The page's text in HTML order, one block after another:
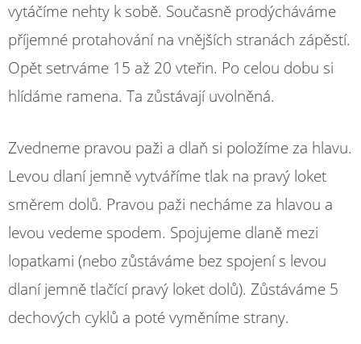
vytáčíme nehty k sobě. Současně prodýcháváme
příjemné protahování na vnějších stranách zápěstí.
Opět setrváme 15 až 20 vteřin. Po celou dobu si
hlídáme ramena. Ta zůstávají uvolněná.
Zvedneme pravou paži a dlaň si položíme za hlavu.
Levou dlaní jemně vytváříme tlak na pravý loket
směrem dolů. Pravou paži necháme za hlavou a
levou vedeme spodem. Spojujeme dlaně mezi
lopatkami (nebo zůstáváme bez spojení s levou
dlaní jemně tlačící pravý loket dolů). Zůstáváme 5
dechových cyklů a poté vyměníme strany.